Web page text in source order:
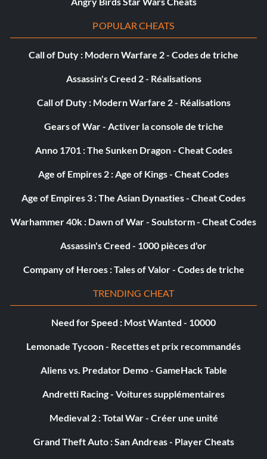
POPULAR CHEATS
Call of Duty : Modern Warfare 2 - Codes de triche
Assassin's Creed 2 - Réalisations
Call of Duty : Modern Warfare 2 - Réalisations
Gears of War - Activer la console de triche
Anno 1701 : The Sunken Dragon - Cheat Codes
Age of Empires 2 : Age of Kings - Cheat Codes
Age of Empires 3 : The Asian Dynasties - Cheat Codes
Warhammer 40k : Dawn of War - Soulstorm - Cheat Codes
Assassin's Creed - 1000 pièces d'or
Company of Heroes : Tales of Valor - Codes de triche
TRENDING CHEAT
Need for Speed : Most Wanted - 10000
Lemonade Tycoon - Recettes et prix recommandés
Aliens vs. Predator Demo - GameHack Table
Andretti Racing - Voitures supplémentaires
Medieval 2 : Total War - Créer une unité
Grand Theft Auto : San Andreas - Player Cheats